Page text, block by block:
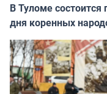
В Туломе
дня коренных